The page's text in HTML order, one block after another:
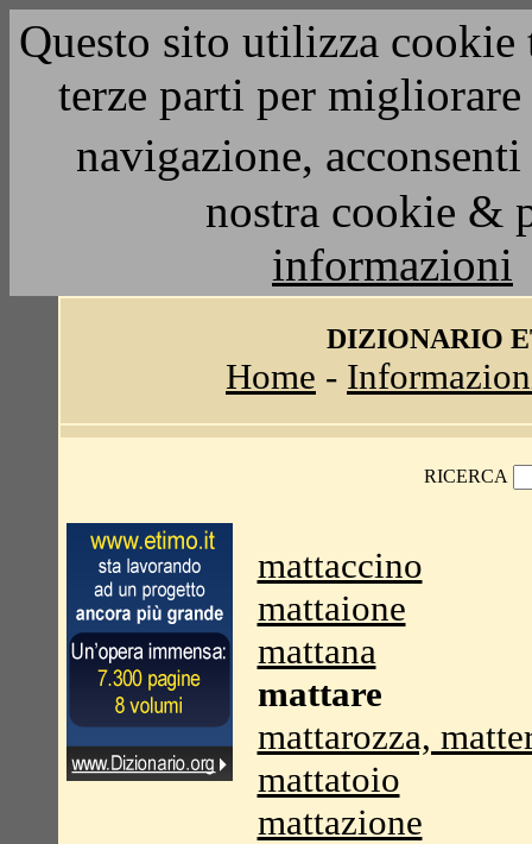
Questo sito utilizza
terze parti per
navigazione,
nostra cookie &
informazioni
DIZIONARIO
Home -
RICERCA
mattaccino
mattaione
mattana
mattare
mattarozza,
mattatoio
mattazione